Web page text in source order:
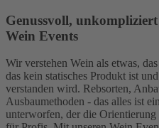
Genussvoll,
Wein Events
Wir verstehen Wein als etwas,
das kein statisches Produkt ist
verstanden wird. Rebsorten,
Ausbaumethoden - das alles ist
unterworfen, der die